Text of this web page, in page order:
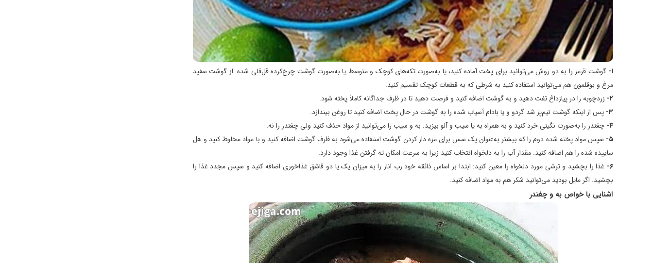
۱- گوشت قرمز را به دو روش می‌توانید برای پخت آماده کنید، یا به‌صورت تکه‌های کوچک و متوسط یا به‌صورت گوشت چرخ‌کرده قل‌قلی شده. از گوشت سفید
مرغ و بوقلمون هم می‌توانید استفاده کنید به شرطی که به قطعات کوچک تقسیم کنید.
۲- زردچوبه را در پیازداغ تفت دهید و به گوشت اضافه کنید و فرصت دهید تا در ظرف جداگانه کاملاً پخته شود.
۳- پس از اینکه گوشت نیم‌پز شد گردو و یا بادام آسیاب شده را به گوشت در حال پخت اضافه کنید تا روغن بیندازد.
۴- چغندر را به‌صورت نگینی خرد کنید و به همراه به یا سیب و آلو بپزید. به و سیب را می‌توانید از مواد حذف کنید ولی چغندر را نه.
۵- سپس مواد پخته شده دوم را که بیشتر به‌عنوان یک سس برای مزه دار کردن گوشت استفاده می‌شود به ظرف گوشت اضافه کنید و با مواد مخلوط کنید و هل
ساییده شده را هم اضافه کنید. مقدار آب را به دلخواه انتخاب کنید زیرا به سرعت امکان ته گرفتن غذا وجود دارد.
۶- غذا را بچشید و ترشی مورد دلخواه را معین کنید: ابتدا بر اساس ذائقه خود رب انار را به میزان یک یا دو قاشق غذاخوری اضافه کنید و سپس مجدد غذا را
بچشید. اگر مایل بودید می‌توانید شکر هم به مواد اضافه کنید.
آشنایی با خواص به و چغندر